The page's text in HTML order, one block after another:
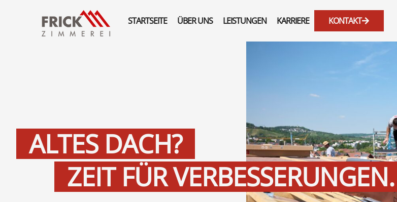
STARTSEITE ÜBER UNS LEISTUNGEN KARRIERE KONTAKT
ALTES DACH?
ZEIT FÜR VERBESSER­UNGEN.